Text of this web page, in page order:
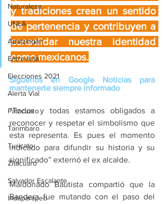
Naturaleza
UNLA
Apatzingán
Entrevista
Elecciones 2021
Alerta Vial
Pátzcuaro
Tarímbaro
Turicato
Zitácuaro
Salvador Escalante
Indaparapeo
y tradiciones crean un sentido
de pertenencia y contribuyen a
consolidar nuestra identidad
como mexicanos.
Síguenos en Google Noticias para
mantenerte siempre informado
“Todos y todas estamos obligados a
reconocer y respetar el simbolismo que
esta representa. Es pues el momento
indicado para difundir su historia y su
significado” externó el ex alcalde.
Maldonado Bautista compartió que la
Bandera fue mutando con el paso del